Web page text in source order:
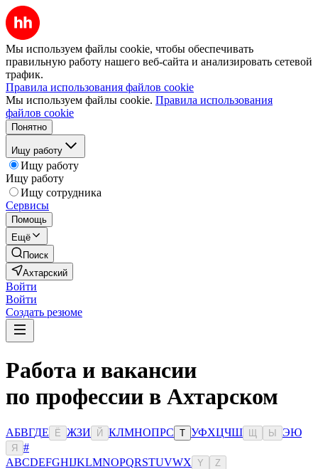
Мы используем файлы cookie, чтобы обеспечивать
правильную работу нашего веб-сайта и анализировать сетевой
трафик.
Правила использования файлов cookie
Мы используем файлы cookie. Правила использования
файлов cookie
Понятно
Ищу работу
Ищу работу
Ищу работу
Ищу сотрудника
Сервисы
Помощь
Ещё
Поиск
Ахтарский
Войти
Войти
Создать резюме
Работа и вакансии
по профессии в Ахтарском
АБВГДЕ Ё ЖЗИ Й КЛМНОПРС Т УФХЦЧШ Ы ЭЮ
Я
#
ABCDEFGHIJKLMNOPQRSTUVWX Y Z